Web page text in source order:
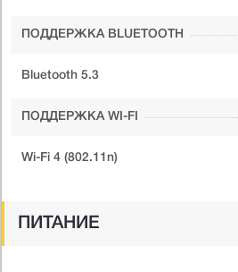
ПОДДЕРЖКА BLUETOOTH
Bluetooth 5.3
ПОДДЕРЖКА WI-FI
Wi-Fi 4 (802.11n)
ПИТАНИЕ